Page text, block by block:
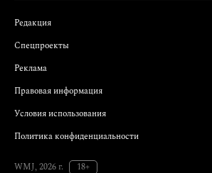
Редакция
Спецпроекты
Реклама
Правовая информация
Условия использования
Политика конфиденциальности
WMJ, 2026 г. 18+